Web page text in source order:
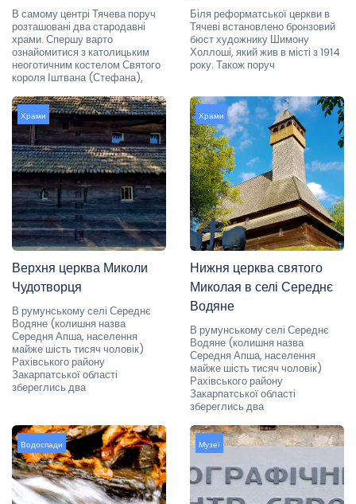
В самому центрі Тячева поруч
розташовані два стародавні
храми. Спершу варто
ознайомитися з католицьким
неоготичним костелом Святого
короля Іштвана (Стефана),
Біля реформатської церкви в
Тячеві встановлено бронзовий
бюст художнику Шимону
Холлоші, який жив в місті з 1914
року. Також поруч
Храми
Верхня церква Миколи
Чудотворця
В румунському селі Середнє
Водяне (колишня назва
Середня Апша, населення
майже шість тисяч чоловік)
Рахівського району
Закарпатської області
збереглись два
Храми
Нижня церква святого
Миколая в селі Середнє
Водяне
В румунському селі Середнє
Водяне (колишня назва
Середня Апша, населення
майже шість тисяч чоловік)
Рахівського району
Закарпатської області
збереглись два
Водоспади Музеї